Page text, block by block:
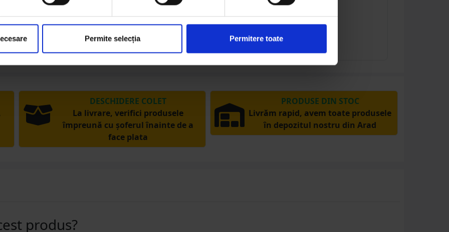
Permite selecția Permitere toate
produse alimentare
DESCHIDERE COLET
La livrare, verifici produsele
împreună cu șoferul înainte de a
face plata
PRODUSE DIN STOC
Livrăm rapid, avem toate produsele
în depozitul nostru din Arad
produs?